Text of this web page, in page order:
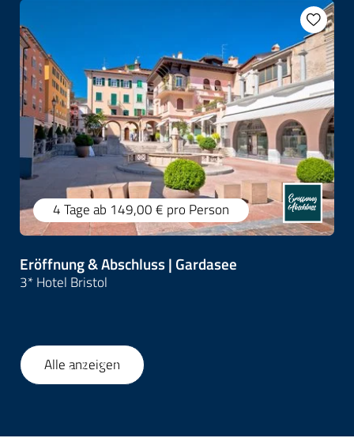
4 Tageab 149,00 € pro Person
Eröffnung & Abschluss | Gardasee
3* Hotel Bristol
1 58
Alle anzeigen